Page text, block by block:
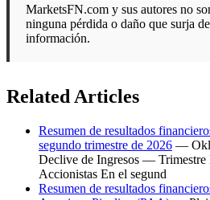
MarketsFN.com y sus autores no
ninguna pérdida o daño que surja
información.
Related Articles
Resumen de resultados
segundo trimestre de 2026 —
Declive de Ingresos — Trimestre
Accionistas En el segund
Resumen de resultados